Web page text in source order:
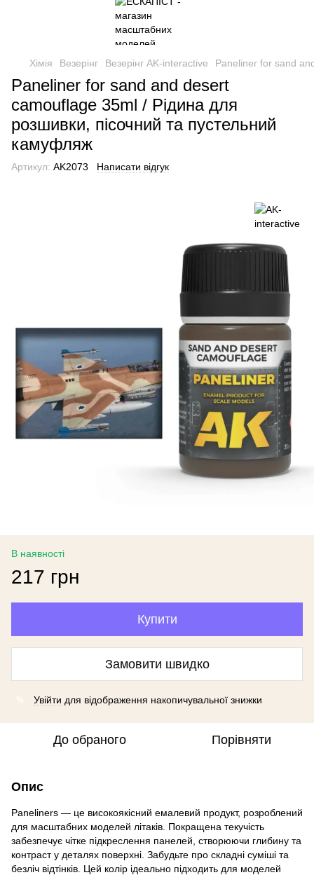
Хімія Везерінг Везерінг AK-interactive Paneliner for sand
Paneliner for sand and desert
camouflage 35ml / Рідина для
розшивки, пісочний та пустельний
камуфляж
Артикул: AK2073 Написати відгук
В наявності
217 грн
Купити
Замовити швидко
% Увійти для відображення накопичувальної знижки
До обраного Порівняти
Опис
Paneliners — це високоякісний емалевий продукт, розроблений
для масштабних моделей літаків. Покращена текучість
забезпечує чітке підкреслення панелей, створюючи глибину та
контраст у деталях поверхні. Забудьте про складні суміші та
безліч відтінків. Цей колір ідеально підходить для моделей